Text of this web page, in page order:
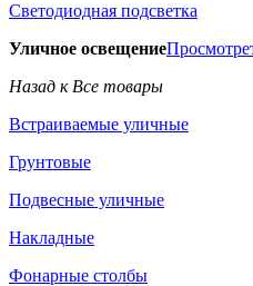
Светодиодная подсветка
Уличное освещение
Назад к Все товары
Встраиваемые уличные
Грунтовые
Подвесные уличные
Накладные
Фонарные столбы